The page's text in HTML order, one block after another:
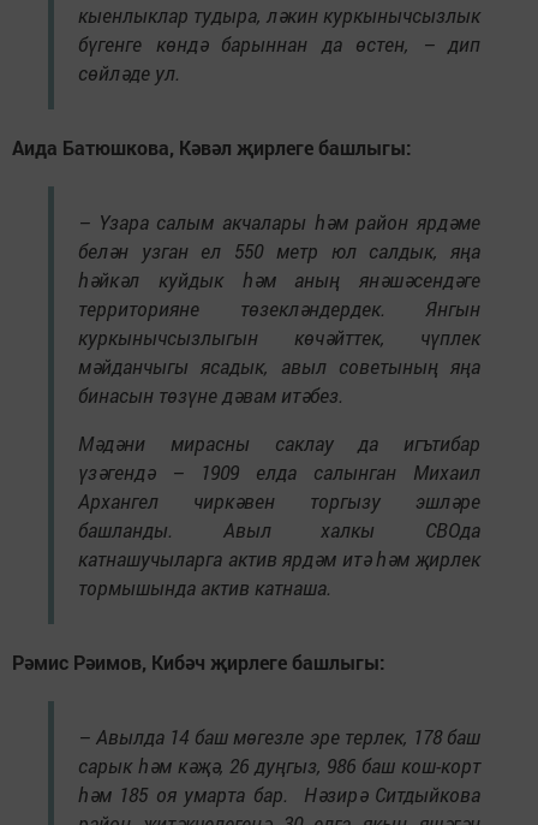
кыенлыклар тудыра, ләкин куркынычсызлык
бүгенге көндә барыннан да өстен, – дип
сөйләде ул.
Аида Батюшкова, Кәвәл җирлеге башлыгы:
– Үзара салым акчалары һәм район ярдәме
белән узган ел 550 метр юл салдык, яңа
һәйкәл куйдык һәм аның янәшәсендәге
территорияне төзекләндердек. Янгын
куркынычсызлыгын көчәйттек, чүплек
мәйданчыгы ясадык, авыл советының яңа
бинасын төзүне дәвам итәбез.
Мәдәни мирасны саклау да игътибар
үзәгендә – 1909 елда салынган Михаил
Архангел чиркәвен торгызу эшләре
башланды. Авыл халкы СВОда
катнашучыларга актив ярдәм итә һәм җирлек
тормышында актив катнаша.
Рәмис Рәимов, Кибәч җирлеге башлыгы:
– Авылда 14 баш мөгезле эре терлек, 178 баш
сарык һәм кәҗә, 26 дуңгыз, 986 баш кош-корт
һәм 185 оя умарта бар. Нәзирә Ситдыйкова